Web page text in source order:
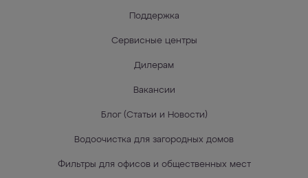
Поддержка
Сервисные центры
Дилерам
Вакансии
Блог (Статьи и Новости)
Водоочистка для загородных домов
Фильтры для офисов и общественных мест